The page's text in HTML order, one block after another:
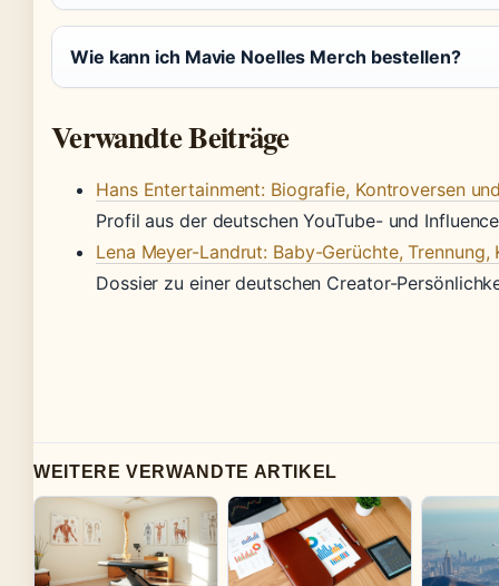
Wie kann ich Mavie Noelles Merch bestellen?
Verwandte Beiträge
Hans Entertainment: Biografie, Kontroversen
Profil aus der deutschen YouTube- und
Lena Meyer-Landrut: Baby-Gerüchte, Trennung,
Dossier zu einer deutschen Creator-
WEITERE VERWANDTE ARTIKEL